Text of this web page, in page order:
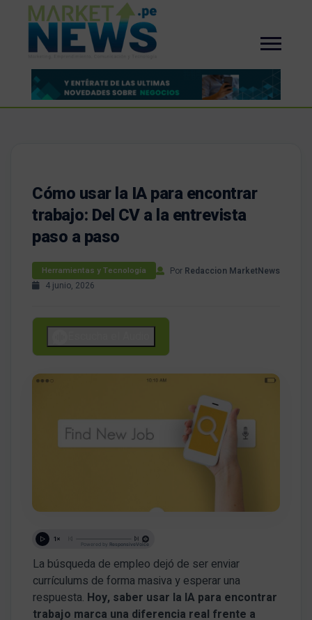
Cómo usar la IA para encontrar
trabajo: Del CV a la entrevista
paso a paso
Herramientas y Tecnología Por Redaccion MarketNews
4 junio, 2026
La búsqueda de empleo dejó de ser enviar
currículums de forma masiva y esperar una
respuesta. Hoy, saber usar la IA para encontrar
trabajo marca una diferencia real frente a